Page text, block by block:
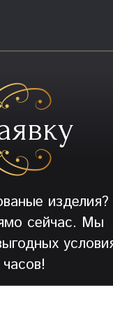
изделия?
сейчас. Мы